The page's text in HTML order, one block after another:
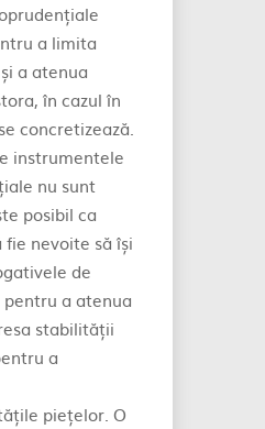
a limita
a atenua
în cazul în
concretizează.
instrumentele
nu sunt
posibil ca
nevoite să își
de
a atenua
stabilității
a
piețelor. O